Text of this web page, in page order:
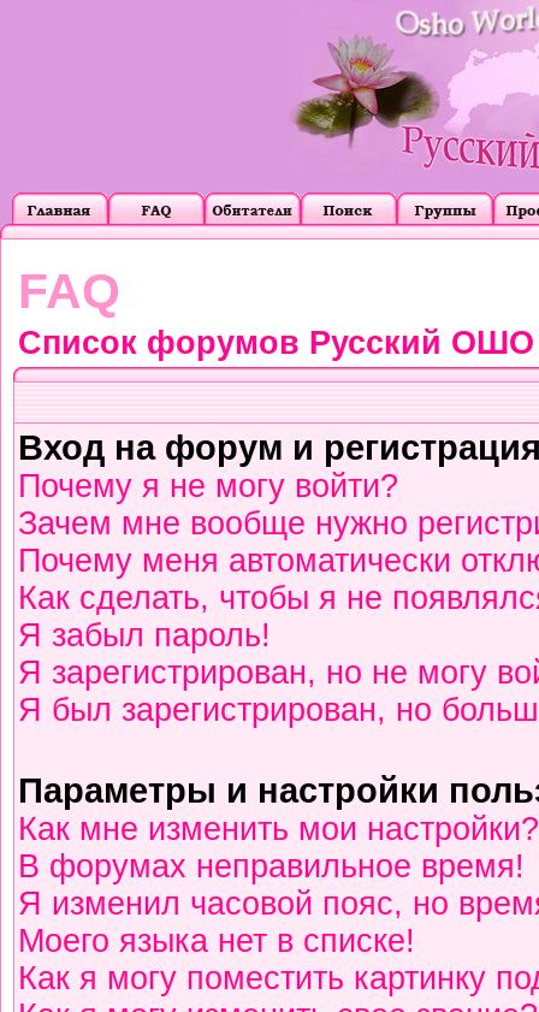
FAQ
Список форумов Русский ОШО
Вход на форум и
Почему я не могу войти?
Зачем мне вообще нужно
Почему меня автоматически
Как сделать, чтобы я не
Я забыл пароль!
Я зарегистрирован, но не могу
Я был зарегистрирован, но
Параметры и настройки
Как мне изменить мои настройки?
В форумах неправильное время!
Я изменил часовой пояс, но
Моего языка нет в списке!
Как я могу поместить картинку